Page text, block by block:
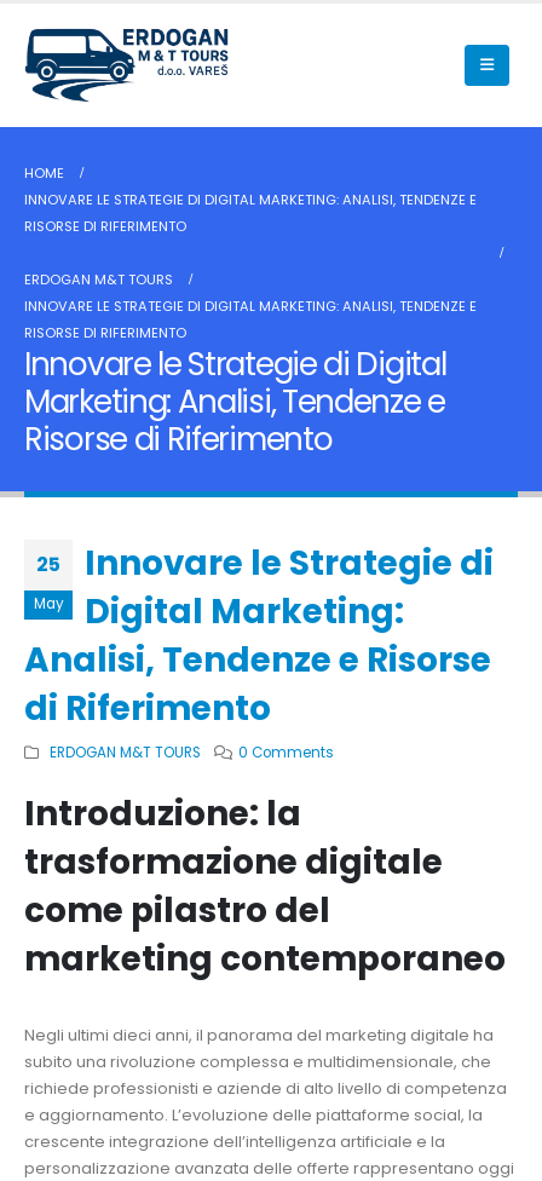
HOME
INNOVARE LE STRATEGIE DI DIGITAL MARKETING: ANALISI, TENDENZE E
RISORSE DI RIFERIMENTO
ERDOGAN M&T TOURS
INNOVARE LE STRATEGIE DI DIGITAL MARKETING: ANALISI, TENDENZE E
RISORSE DI RIFERIMENTO
Innovare le Strategie di Digital
Marketing: Analisi, Tendenze e
Risorse di Riferimento
25
May
Innovare le Strategie di
Digital Marketing:
Analisi, Tendenze e Risorse
di Riferimento
ERDOGAN M&T TOURS 0 Comments
Introduzione: la
trasformazione digitale
come pilastro del
marketing contemporaneo
Negli ultimi dieci anni, il panorama del marketing digitale ha
subito una rivoluzione complessa e multidimensionale, che
richiede professionisti e aziende di alto livello di competenza
e aggiornamento. L’evoluzione delle piattaforme social, la
crescente integrazione dell’intelligenza artificiale e la
personalizzazione avanzata delle offerte rappresentano oggi